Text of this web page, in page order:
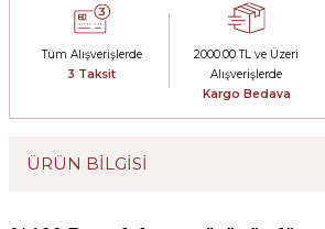
Tüm Alışverişlerde
3 Taksit
2000.00 TL ve Üzeri
Alışverişlerde
Kargo Bedava
ÜRÜN BİLGİSİ